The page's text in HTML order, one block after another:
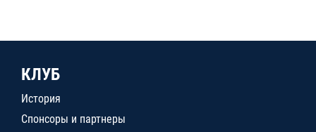
КЛУБ
История
Спонсоры и партнеры